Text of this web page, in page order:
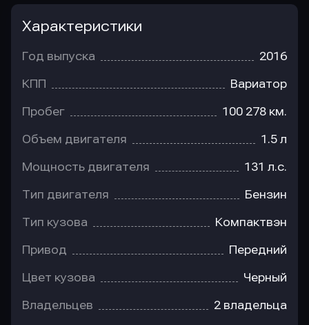
Характеристики
Год выпуска 2016
КПП Вариатор
Пробег 100 278 км.
Объем двигателя 1.5 л
Мощность двигателя 131 л.с.
Тип двигателя Бензин
Тип кузова Компактвэн
Привод Передний
Цвет кузова Черный
Владельцев 2 владельца